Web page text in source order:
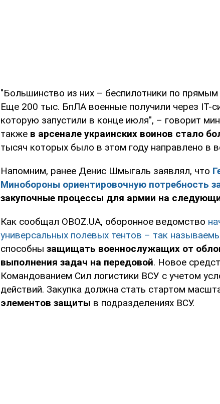
"Большинство из них – беспилотники по
Еще 200 тыс. БпЛА военные получили через IТ-
которую запустили в конце июля", – говорит
также в арсенале украинских воинов стало
тысяч которых было в этом году направлено в
Напомним, ранее Денис Шмыгаль заявлял, что
Минобороны ориентировочную потребность
закупочные процессы для армии на
Как сообщал OBOZ.UA, оборонное ведомство
универсальных полевых тентов – так
способны защищать военнослужащих от
выполнения задач на передовой. Новое
Командованием Сил логистики ВСУ с учетом
действий. Закупка должна стать стартом
элементов защиты в подразделениях ВСУ.